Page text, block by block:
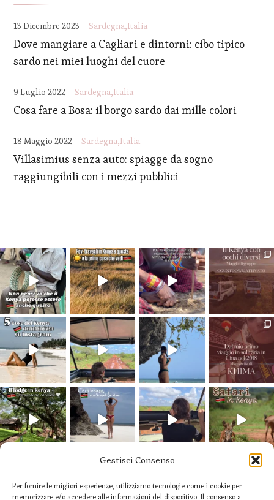
Gestisci Consenso
Per fornire le migliori esperienze, utilizziamo tecnologie come i cookie per
memorizzare e/o accedere alle informazioni del dispositivo. Il consenso a
Sardegna Italia
Dove mangiare a Cagliari e dintorni: cibo tipico
sardo nei miei luoghi del cuore
13 Dicembre 2023
Sardegna Italia
Cosa fare a Bosa: il borgo sardo dai mille colori
9 Luglio 2022
Sardegna Italia
Villasimius senza auto: spiagge da sogno
raggiungibili con i mezzi pubblici
18 Maggio 2022